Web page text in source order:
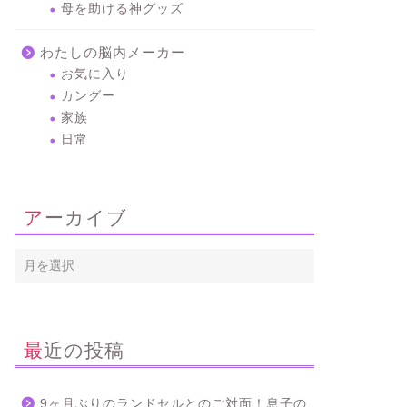
母を助ける神グッズ
わたしの脳内メーカー
お気に入り
カングー
家族
日常
アーカイブ
最近の投稿
9ヶ月ぶりのランドセルとのご対面！息子の